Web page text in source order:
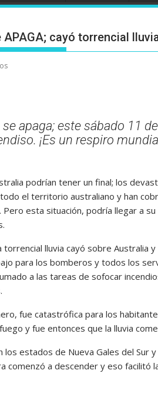
cayó torrencial
apaga; este sábado 11
¡Es un respiro
podrían tener un final; los
el territorio australiano y han
Pero esta situación, podría llegar a
lluvia cayó sobre Australia
para los bomberos y todos los
a las tareas de sofocar
fue catastrófica para los
y fue entonces que la lluvia
los estados de Nueva Gales del Sur
comenzó a descender y eso